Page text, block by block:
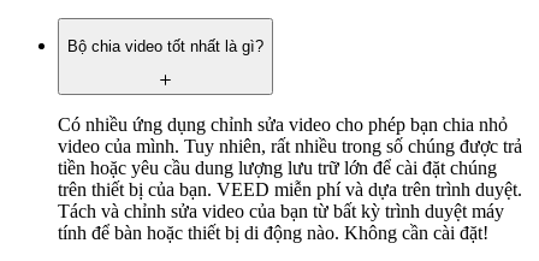
Bộ chia video tốt nhất là gì?
Có nhiều ứng dụng chỉnh sửa video cho phép bạn chia nhỏ
video của mình. Tuy nhiên, rất nhiều trong số chúng được trả
tiền hoặc yêu cầu dung lượng lưu trữ lớn để cài đặt chúng
trên thiết bị của bạn. VEED miễn phí và dựa trên trình duyệt.
Tách và chỉnh sửa video của bạn từ bất kỳ trình duyệt máy
tính để bàn hoặc thiết bị di động nào. Không cần cài đặt!